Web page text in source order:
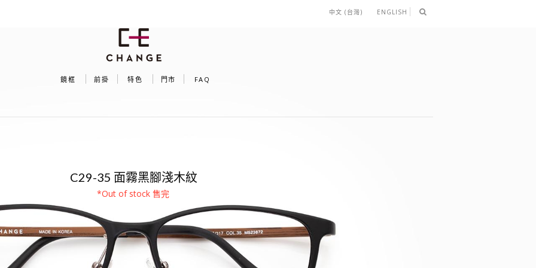
中文 (台灣) ENGLISH
鏡框 前掛 特色 門市 FAQ
C29-35 面霧黑腳淺木紋
*Out of stock 售完